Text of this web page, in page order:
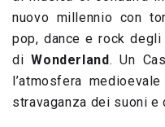
nuovo millennio con
pop, dance e rock
diWonderland. Un
l’atmosfera
stravaganza dei suoni e